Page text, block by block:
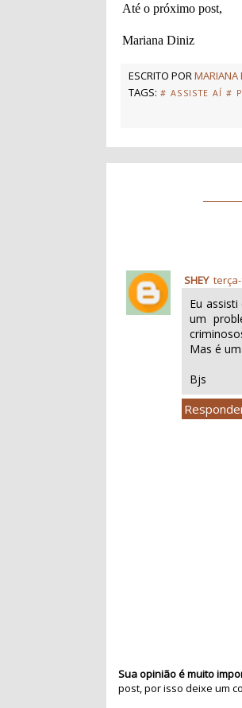
Até o próximo post,
Mariana Diniz
ESCRITO PORMARIANA
TAGS: # ASSISTE AÍ #
SHEY
Eu
um
Mas é
Bjs
Sua opinião é muito
post, por isso deixe um